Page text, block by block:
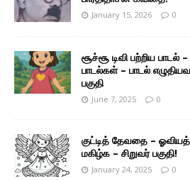
January 15, 2026 0
சூச்சூ டிவி பற்றிய
பாடல்கள் – பாடல்
பகுதி
June 7, 2025 0
குட்டித் தேவதை –
மகிழ்க – சிறுவர் பகுதி!
January 24, 2025 0